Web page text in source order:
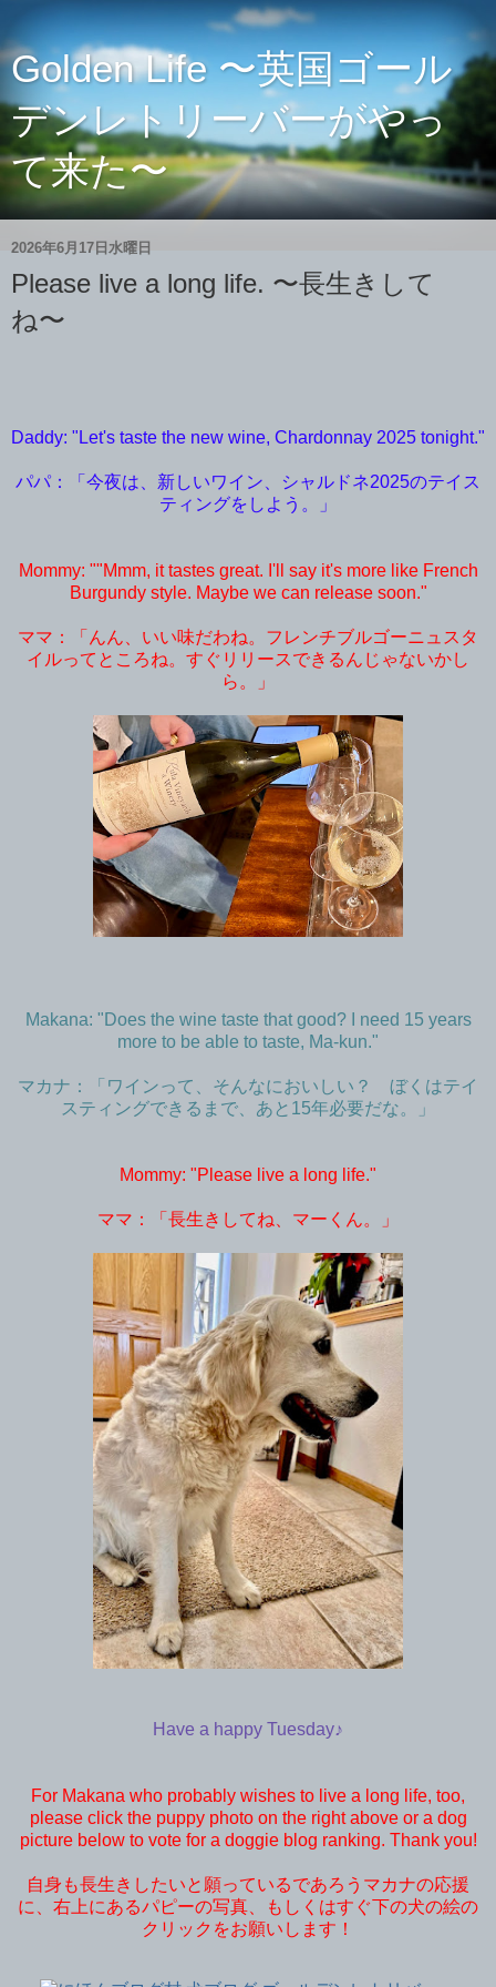
Golden Life 〜英国ゴール
デンレトリーバーがやっ
て来た〜
2026年6月17日水曜日
Please live a long life. 〜長生きして
ね〜
Daddy: "Let's taste the new wine, Chardonnay 2025 tonight."
パパ：「今夜は、新しいワイン、シャルドネ2025のテイス
ティングをしよう。」
Mommy: ""Mmm, it tastes great. I'll say it's more like French
Burgundy style. Maybe we can release soon."
ママ：「んん、いい味だわね。フレンチブルゴーニュスタ
イルってところね。すぐリリースできるんじゃないかし
ら。」
Makana: "Does the wine taste that good? I need 15 years
more to be able to taste, Ma-kun."
マカナ：「ワインって、そんなにおいしい？ ぼくはテイ
スティングできるまで、あと15年必要だな。」
Mommy: "Please live a long life."
ママ：「長生きしてね、マーくん。」
Have a happy Tuesday♪
For Makana who probably wishes to live a long life, too,
please click the puppy photo on the right above or a dog
picture below to vote for a doggie blog ranking. Thank you!
自身も長生きしたいと願っているであろうマカナの応援
に、右上にあるパピーの写真、もしくはすぐ下の犬の絵の
クリックをお願いします！